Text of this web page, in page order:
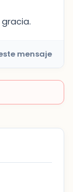
mensaje